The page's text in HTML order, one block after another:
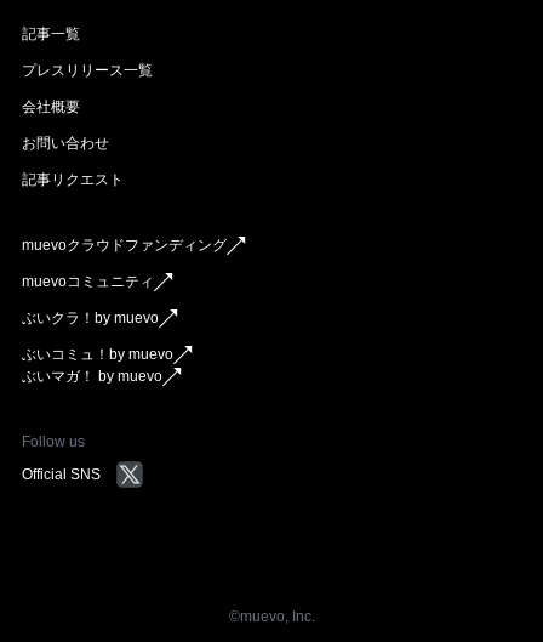
記事一覧
プレスリリース一覧
会社概要
お問い合わせ
記事リクエスト
muevoクラウドファンディング
muevoコミュニティ
ぶいクラ！by muevo
ぶいコミュ！by muevo
ぶいマガ！ by muevo
Follow us
Official SNS
©︎muevo, Inc.